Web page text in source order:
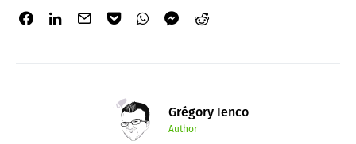
Grégory Ienco
Author